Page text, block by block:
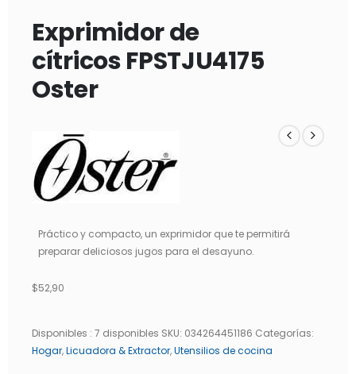
Exprimidor de
cítricos FPSTJU4175
Oster
Práctico y compacto, un exprimidor que te permitirá
preparar deliciosos jugos para el desayuno.
$52,90
Disponibles : 7 disponibles SKU: 034264451186 Categorías:
Hogar,Licuadora & Extractor,Utensilios de cocina